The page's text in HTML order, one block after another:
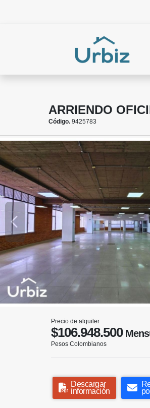
ARRIENDO
Código. 9425783
Precio de alquiler
$106.948.500
Pesos Colombianos
Descargar
información